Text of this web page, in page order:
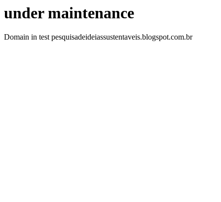
under maintenance
Domain in test pesquisadeideiassustentaveis.blogspot.com.br